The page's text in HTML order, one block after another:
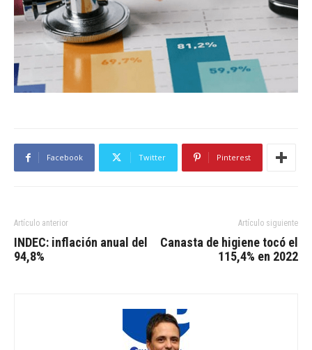
Facebook Twitter Pinterest
Artículo anterior
INDEC: inflación anual del
94,8%
Artículo siguiente
Canasta de higiene tocó el
115,4% en 2022